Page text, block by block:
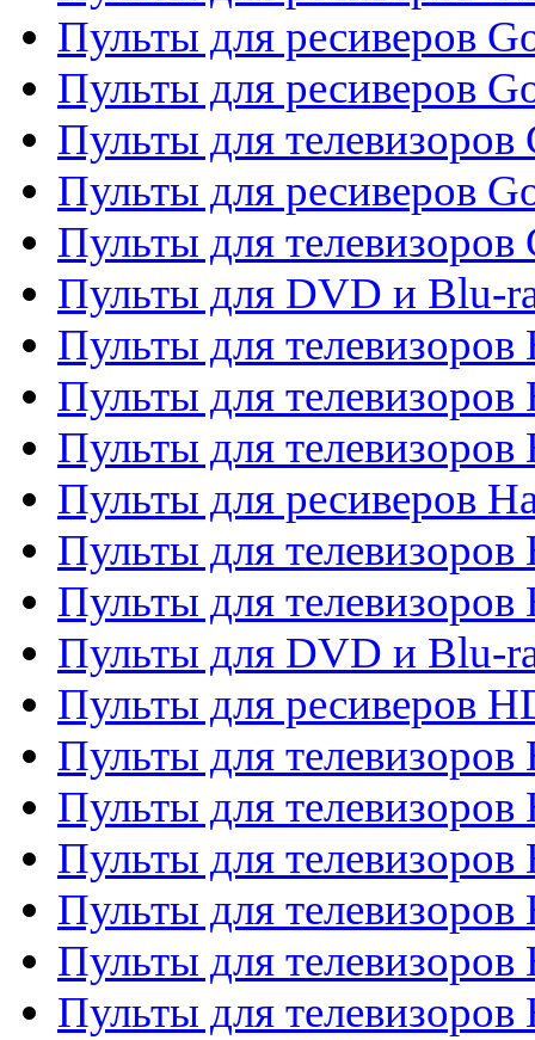
Пульты для ресиверов
Пульты для ресиверов
Пульты для телевизоров
Пульты для ресиверов
Пульты для телевизоров
Пульты для DVD и Blu-
Пульты для телевизоров
Пульты для телевизоров
Пульты для
Пульты для ресиверов
Пульты для телевизоров
Пульты для телевизоров
Пульты для DVD и Blu-
Пульты для ресиверов
Пульты для
Пульты для телевизоров
Пульты для телевизоров
Пульты для телевизоров
Пульты для телевизоров
Пульты для телевизоров